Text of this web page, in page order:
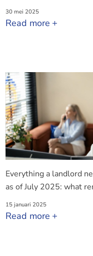
30 mei 2025
Read more
Everything a landlord
as of July 2025: what
15 januari 2025
Read more